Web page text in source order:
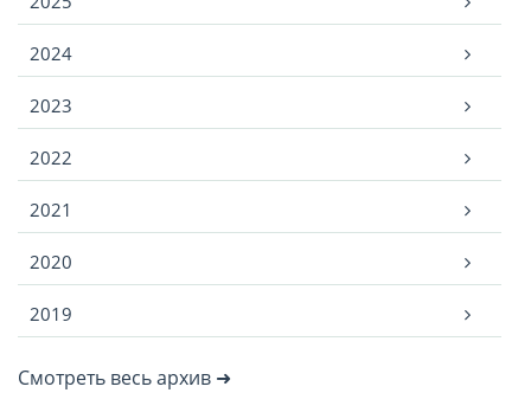
2024
2023
2022
2021
2020
2019
Смотреть весь архив ➜